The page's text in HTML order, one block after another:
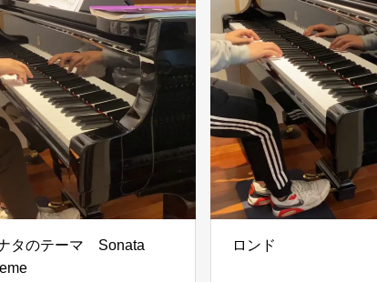
タのテーマ Sonata
ロンド